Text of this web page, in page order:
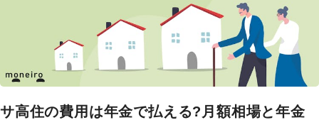
サ高住の費用は年金で払える?月額相場と年金